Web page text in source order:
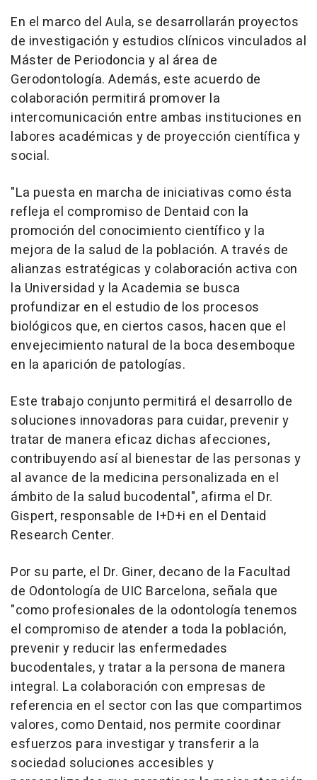
En el marco del Aula, se desarrollarán proyectos
de investigación y estudios clínicos vinculados al
Máster de Periodoncia y al área de
Gerodontología. Además, este acuerdo de
colaboración permitirá promover la
intercomunicación entre ambas instituciones en
labores académicas y de proyección científica y
social.
"La puesta en marcha de iniciativas como ésta
refleja el compromiso de Dentaid con la
promoción del conocimiento científico y la
mejora de la salud de la población. A través de
alianzas estratégicas y colaboración activa con
la Universidad y la Academia se busca
profundizar en el estudio de los procesos
biológicos que, en ciertos casos, hacen que el
envejecimiento natural de la boca desemboque
en la aparición de patologías.
Este trabajo conjunto permitirá el desarrollo de
soluciones innovadoras para cuidar, prevenir y
tratar de manera eficaz dichas afecciones,
contribuyendo así al bienestar de las personas y
al avance de la medicina personalizada en el
ámbito de la salud bucodental", afirma el Dr.
Gispert, responsable de I+D+i en el Dentaid
Research Center.
Por su parte, el Dr. Giner, decano de la Facultad
de Odontología de UIC Barcelona, señala que
"como profesionales de la odontología tenemos
el compromiso de atender a toda la población,
prevenir y reducir las enfermedades
bucodentales, y tratar a la persona de manera
integral. La colaboración con empresas de
referencia en el sector con las que compartimos
valores, como Dentaid, nos permite coordinar
esfuerzos para investigar y transferir a la
sociedad soluciones accesibles y